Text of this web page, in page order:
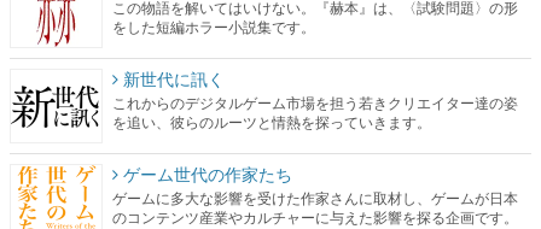
この物語を解いてはいけない。『赫本』は、〈試験問題〉の形
をした短編ホラー小説集です。
新世代に訊く
これからのデジタルゲーム市場を担う若きクリエイター達の姿
を追い、彼らのルーツと情熱を探っていきます。
ゲーム世代の作家たち
ゲームに多大な影響を受けた作家さんに取材し、ゲームが日本
のコンテンツ産業やカルチャーに与えた影響を探る企画です。